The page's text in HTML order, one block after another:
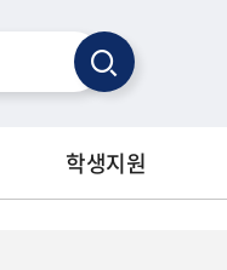
검
학생지원